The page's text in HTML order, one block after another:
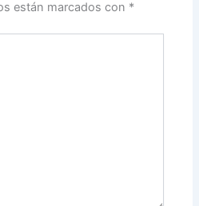
están marcados con *